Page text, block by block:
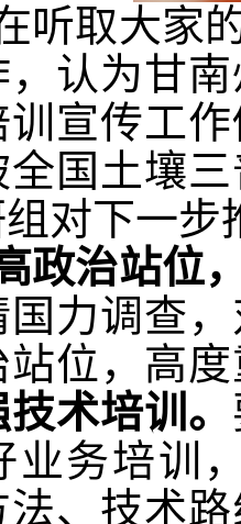
取大家的
认为甘
宣传工
国土壤
对下一
政治站位
国力调查
站位，高
术培训。
业务培训
、技术